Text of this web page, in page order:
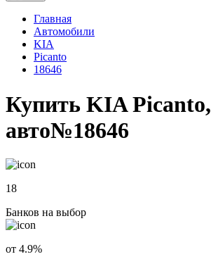
Главная
Автомобили
KIA
Picanto
18646
Купить KIA Picanto,
авто№18646
18
Банков на выбор
от 4.9%